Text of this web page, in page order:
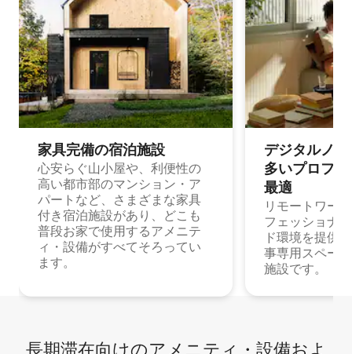
家具完備の宿⁠泊⁠施⁠設
心安らぐ山小屋や、利便性の
高い都市部のマンション・ア
パートなど、さまざまな家具
付き宿泊施設があり、どこも
普段お家で使用するアメニテ
ィ・設備がすべてそろってい
ます。
デジタルノ
多⁠いプ⁠ロ⁠フ⁠
最⁠適
リモートワー
フェッショナ
ド環境を提供
事専用スペー
施設です。